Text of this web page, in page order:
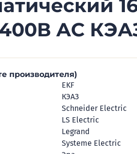
AC
производителя)
EKF
КЭАЗ
Schneider Electric
LS Electric
Legrand
Systeme Electric